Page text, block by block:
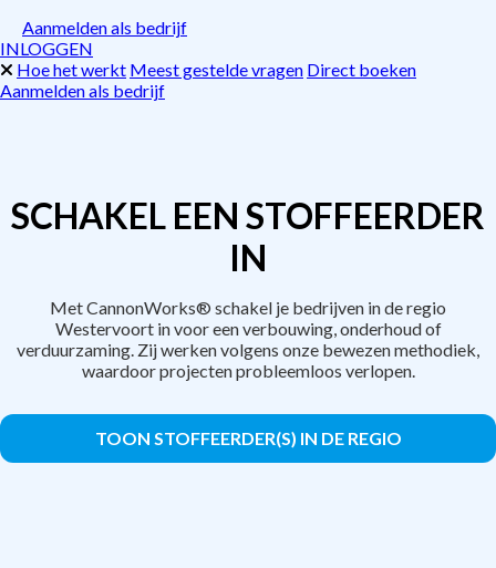
Aanmelden als bedrijf
INLOGGEN
Hoe het werkt Meest gestelde vragen Direct boeken
Aanmelden als bedrijf
SCHAKEL EEN STOFFEERDER
IN
Met CannonWorks® schakel je bedrijven in de regio
Westervoort in voor een verbouwing, onderhoud of
verduurzaming. Zij werken volgens onze bewezen methodiek,
waardoor projecten probleemloos verlopen.
TOON STOFFEERDER(S) IN DE REGIO